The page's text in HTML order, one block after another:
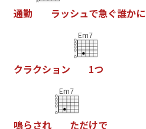
通勤 ラッシュで急ぐ誰かに
クラクショ ン
Em7
1つ
鳴らされ
Em7
ただけで